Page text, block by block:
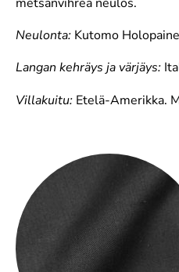
Neulonta: Kutomo
Langan kehräys ja värjäys:
Villakuitu: Etelä-Amerikka.